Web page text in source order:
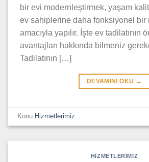
bir evi modernleştirmek, yaşam
ev sahiplerine daha fonksiyonel bir
amacıyla yapılır. İşte ev tadilatının
avantajları hakkında bilmeniz
Tadilatının […]
DEVAMINI OKU →
Konu Hizmetlerimiz
HIZMETLERIMIZ